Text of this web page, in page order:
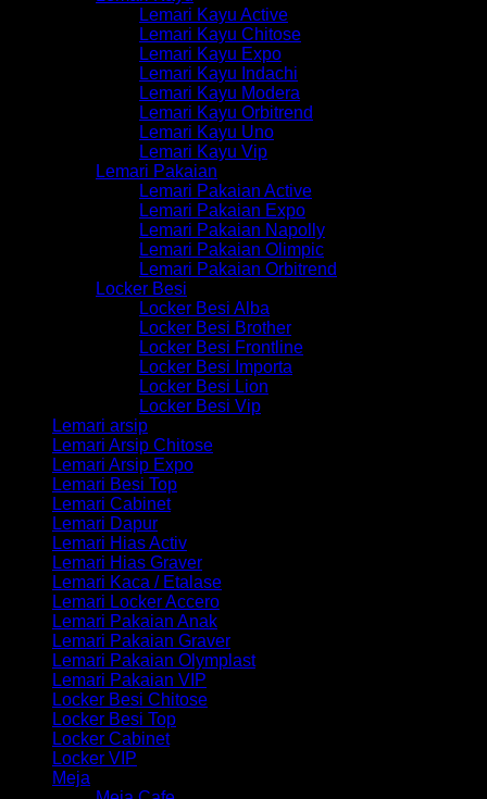
Lemari Kayu Active
Lemari Kayu Chitose
Lemari Kayu Expo
Lemari Kayu Indachi
Lemari Kayu Modera
Lemari Kayu Orbitrend
Lemari Kayu Uno
Lemari Kayu Vip
Lemari Pakaian
Lemari Pakaian Active
Lemari Pakaian Expo
Lemari Pakaian Napolly
Lemari Pakaian Olimpic
Lemari Pakaian Orbitrend
Locker Besi
Locker Besi Alba
Locker Besi Brother
Locker Besi Frontline
Locker Besi Importa
Locker Besi Lion
Locker Besi Vip
Lemari arsip
Lemari Arsip Chitose
Lemari Arsip Expo
Lemari Besi Top
Lemari Cabinet
Lemari Dapur
Lemari Hias Activ
Lemari Hias Graver
Lemari Kaca / Etalase
Lemari Locker Accero
Lemari Pakaian Anak
Lemari Pakaian Graver
Lemari Pakaian Olymplast
Lemari Pakaian VIP
Locker Besi Chitose
Locker Besi Top
Locker Cabinet
Locker VIP
Meja